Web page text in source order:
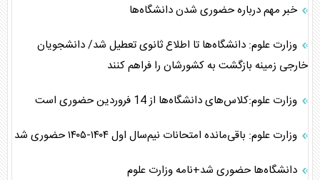
خبر مهم درباره حضوری شدن دانشگاه‌ها
وزارت علوم: دانشگاه‌ها تا اطلاع ثانوی تعطیل شد/ دانشجویان
خارجی زمینه بازگشت به کشورشان را فراهم کنند
وزارت علوم:کلاس‌های دانشگاه‌ها از 14 فروردین حضوری است
وزارت علوم: باقی‌مانده امتحانات نیم‌سال اول ۱۴۰۴-۱۴۰۵ حضوری شد
دانشگاه‌ها حضوری شد+نامه وزارت علوم